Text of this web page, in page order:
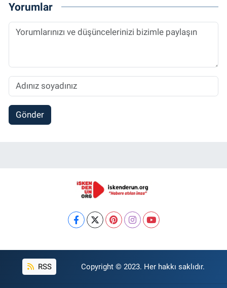
Yorumlar
Gönder
RSS Copyright © 2023. Her hakkı saklıdır.